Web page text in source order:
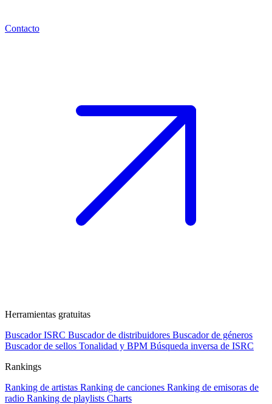
Contacto
Herramientas gratuitas
Buscador ISRC Buscador de distribuidores Buscador de géneros
Buscador de sellos Tonalidad y BPM Búsqueda inversa de ISRC
Rankings
Ranking de artistas Ranking de canciones Ranking de emisoras de
radio Ranking de playlists Charts